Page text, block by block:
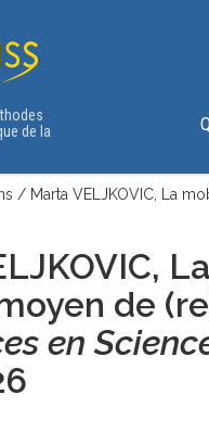
de la
/ Marta VELJKOVIC, La
de
en